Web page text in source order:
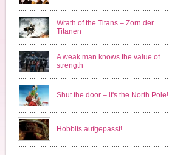
Wrath of the Titans – Zorn der
Titanen
A weak man knows the value of
strength
Shut the door – it's the North Pole!
Hobbits aufgepasst!